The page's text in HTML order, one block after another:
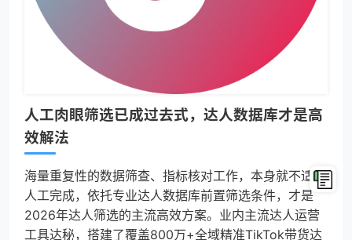
人工肉眼筛选已成过去式，达人数据库才是高
效解法
海量重复性的数据筛查、指标核对工作，本身就不适合
人工完成，依托专业达人数据库前置筛选条件，才是
2026年达人筛选的主流高效方案。业内主流达人运营
工具达秘，搭建了覆盖800万+全域精准TikTok带货达